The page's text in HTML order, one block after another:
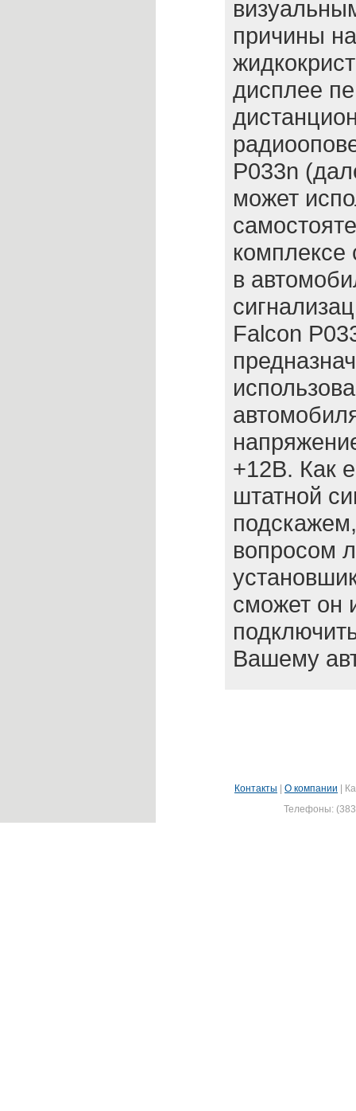
причины на
дисплее
P033n
может
комплексе
в
Falcon
+12В. Как
штатной
вопросом
сможет он
Вашему
Контакты О компании
Телефоны: